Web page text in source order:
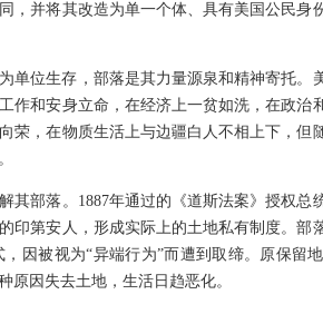
，并将其改造为单一个体、具有美国公民身
单位生存，部落是其力量源泉和精神寄托。
作和安身立命，在经济上一贫如洗，在政治
荣，在物质生活上与边疆白人不相上下，但
其部落。1887年通过的《道斯法案》授权总
印第安人，形成实际上的土地私有制度。部
因被视为“异端行为”而遭到取缔。原保留
因失去土地，生活日趋恶化。